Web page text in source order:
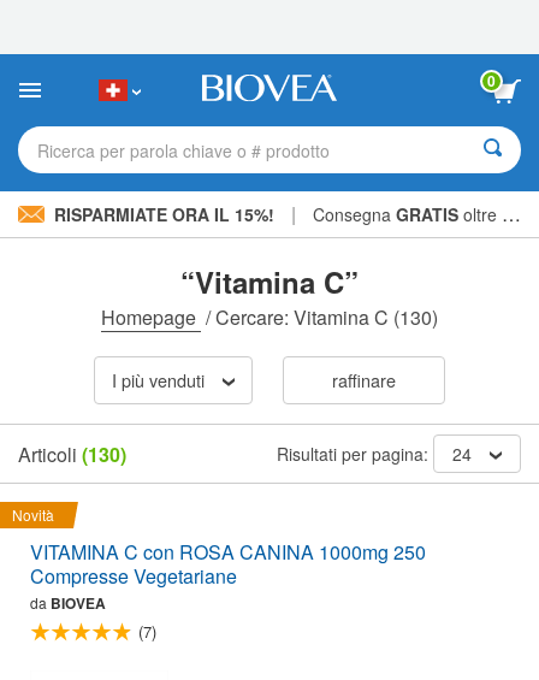
sito
include
sistema
0
Ricerca per parola chiave o # prodotto
RISPARMIATE ORA IL 15%! | Consegna GRATIS oltre CHF 56.00 »
“Vitamina C”
Homepage /Cercare: Vitamina C (130)
I più venduti raffinare
Articoli (130) Risultati per pagina: 24
Novità
VITAMINA C con ROSA CANINA 1000mg 250
Compresse Vegetariane
da BIOVEA
(7)